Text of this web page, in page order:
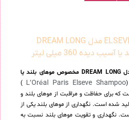
شامپو لورآل سری ELSEVE مدل DREAM LONG
360 میلی لیتر
شامپو لورآل سری ELSEVE مدل DREAM LONG مخصوص موهای بلند یا
L’Oréal Paris Elseve Shampoo
)
که برای حفاظت و مراقبت از موهای بلند و
شده است. نگهداری از موهای بلند یکی از
نگهداری و تقویت موهای بلند نسبت به